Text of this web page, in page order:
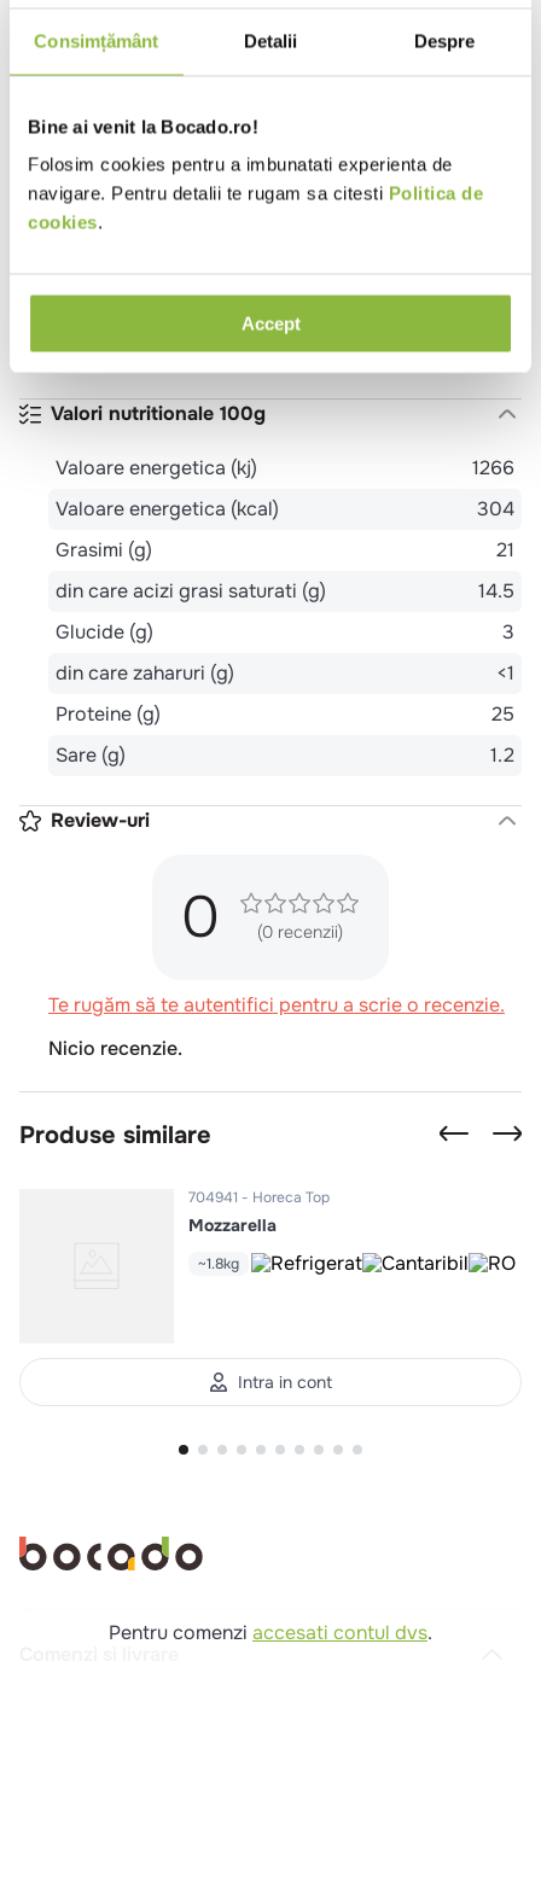
Consimțământ Detalii Despre
Bine ai venit la Bocado.ro!
Folosim cookies pentru a imbunatati experienta de
navigare. Pentru detalii te rugam sa citesti Politica de
cookies.
Accept
Pentru comenzi accesati contul dvs.
Sortiment
Mozzarella
Format
Ingrediente
LAPTE de vaca pasteurizat, sare, culturi starter,
LAPTE
Valori nutritionale 100g
Valoare energetica (kj)
1266
Valoare energetica (kcal)
304
Grasimi (g)
21
din care acizi grasi saturati (g)
14.5
Glucide (g)
3
din care zaharuri (g)
<1
Proteine (g)
25
Sare (g)
1.2
Review-uri
0 (0 recenzii)
Te rugăm să te autentifici pentru a scrie o recenzie.
Nicio recenzie.
Produse similare
704941 Horeca Top
Mozzarella
~1.8kg
Intra in cont